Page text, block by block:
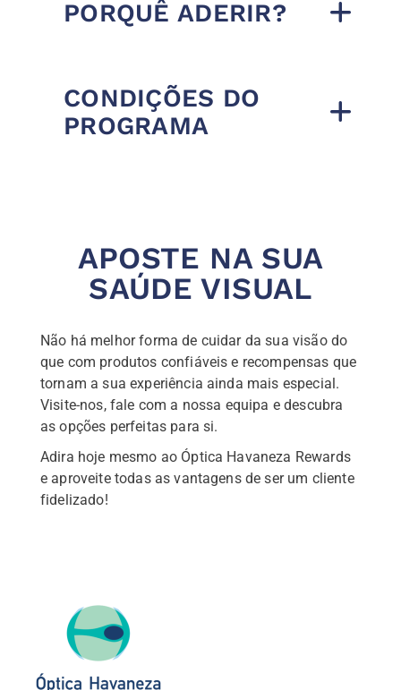
PORQUÊ ADERIR?
CONDIÇÕES DO
PROGRAMA
APOSTE NA SUA
SAÚDE VISUAL
Não há melhor forma de cuidar da sua visão do
que com produtos confiáveis e recompensas que
tornam a sua experiência ainda mais especial.
Visite-nos, fale com a nossa equipa e descubra
as opções perfeitas para si.
Adira hoje mesmo ao Óptica Havaneza Rewards
e aproveite todas as vantagens de ser um cliente
fidelizado!